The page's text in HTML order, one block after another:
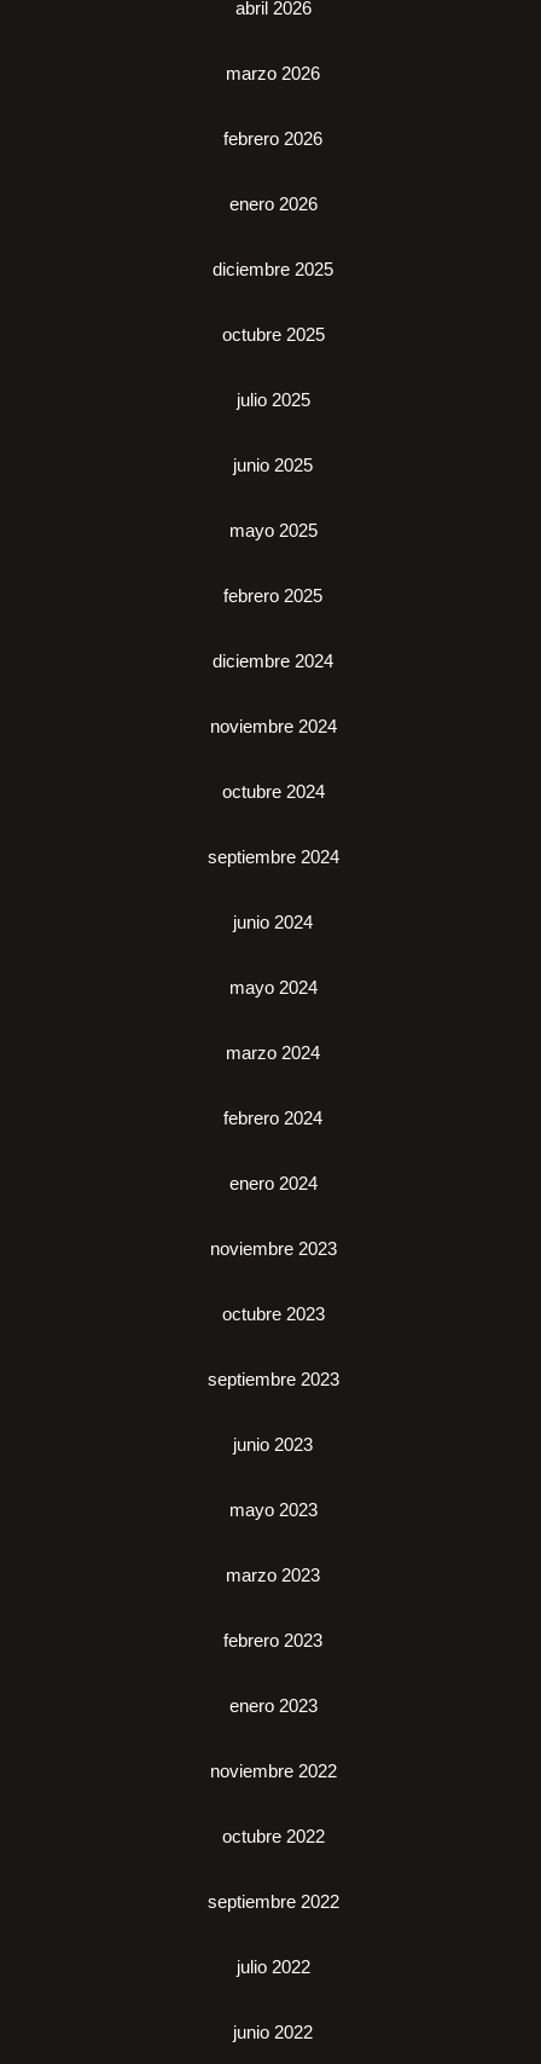
abril 2026
marzo 2026
febrero 2026
enero 2026
diciembre 2025
octubre 2025
julio 2025
junio 2025
mayo 2025
febrero 2025
diciembre 2024
noviembre 2024
octubre 2024
septiembre 2024
junio 2024
mayo 2024
marzo 2024
febrero 2024
enero 2024
noviembre 2023
octubre 2023
septiembre 2023
junio 2023
mayo 2023
marzo 2023
febrero 2023
enero 2023
noviembre 2022
octubre 2022
septiembre 2022
julio 2022
junio 2022